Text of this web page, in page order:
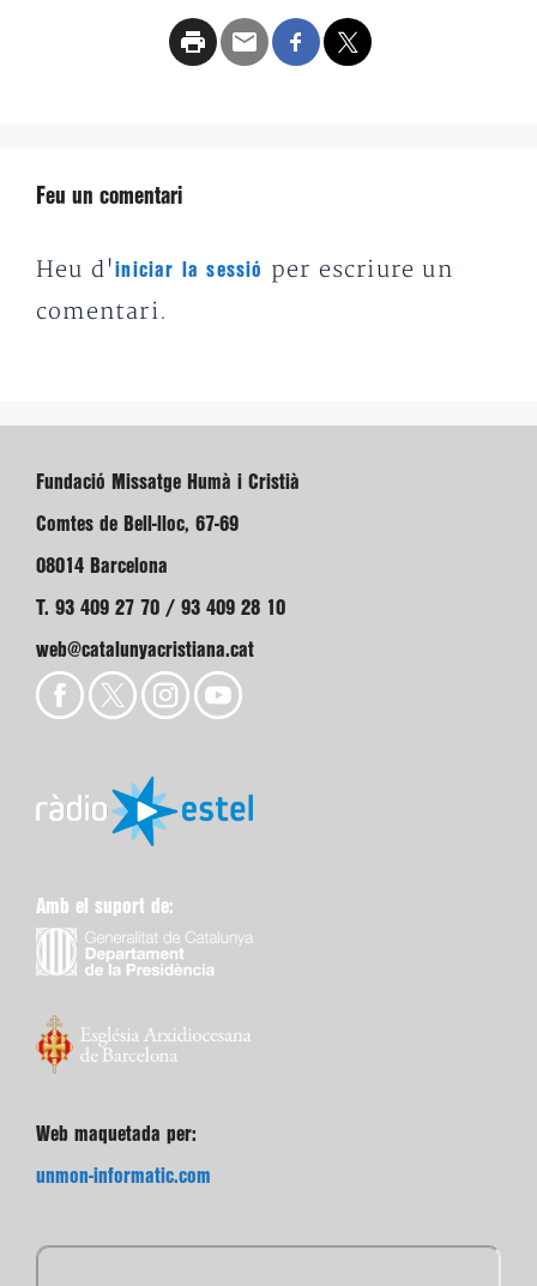
Feu un comentari
Heu d'iniciar la sessió
per escriure un
comentari.
Fundació Missatge Humà i Cristià
Comtes de Bell-lloc, 67-69
08014 Barcelona
T. 93 409 27 70 / 93 409 28 10
web@catalunyacristiana.cat
Amb el suport de:
Web maquetada per:
unmon-informatic.com